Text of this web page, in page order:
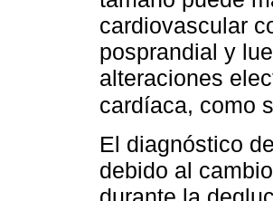
cardiovascular
posprandial y
alteraciones
cardíaca, como
El diagnóstico
debido al